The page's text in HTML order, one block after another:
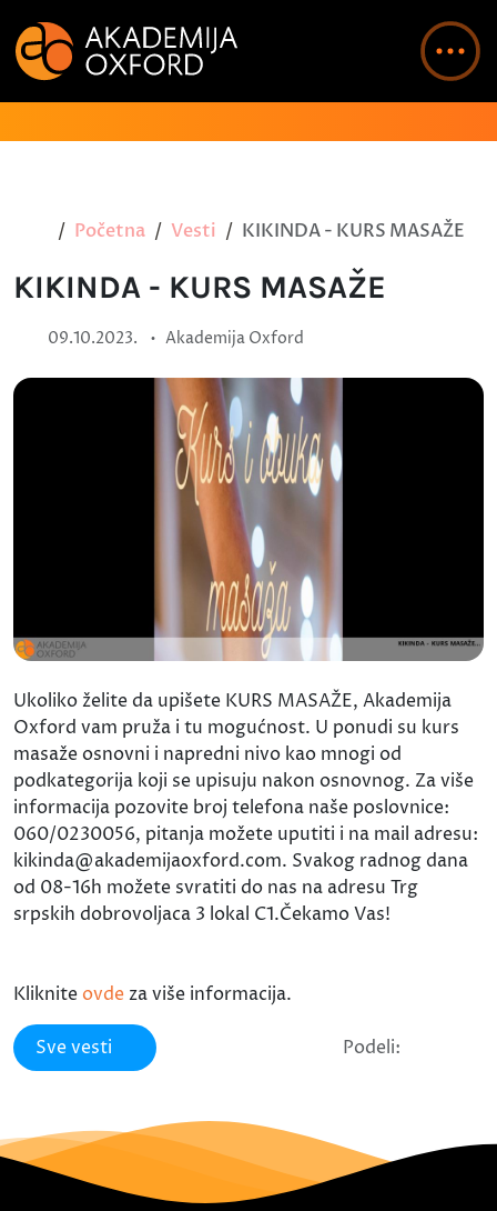
Početna Vesti KIKINDA - KURS MASAŽE
KIKINDA - KURS MASAŽE
09.10.2023. • Akademija Oxford
Ukoliko želite da upišete KURS MASAŽE, Akademija
Oxford vam pruža i tu mogućnost. U ponudi su kurs
masaže osnovni i napredni nivo kao mnogi od
podkategorija koji se upisuju nakon osnovnog. Za više
informacija pozovite broj telefona naše poslovnice:
060/0230056, pitanja možete uputiti i na mail adresu:
kikinda@akademijaoxford.com. Svakog radnog dana
od 08-16h možete svratiti do nas na adresu Trg
srpskih dobrovoljaca 3 lokal C1.Čekamo Vas!
Kliknite ovde za više informacija.
Sve vesti Podeli: